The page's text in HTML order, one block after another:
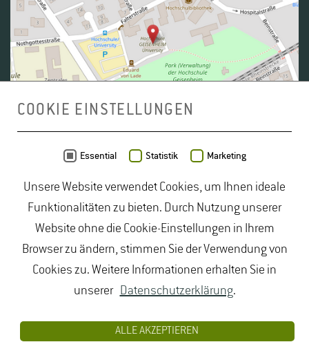
OpenStreetMap - Veröffentlicht unterODbL
duales Studium Gartenbau| Gartenbau Studium|
Lebensmittelrecht Studium|Lebensmittelsicherheit
Studium| Naturschutz Studium|Oenologie
Studium| Studiengang Logistik|Studiengänge
Lebensmittel |Studiengänge Natur| Studiengänge
Studium Landschaftsarchitektur
COOKIE EINSTELLUNGEN
Essential Statistik Marketing
Unsere Website verwendet Cookies, um Ihnen ideale
Funktionalitäten zu bieten. Durch Nutzung unserer
Website ohne die Cookie-Einstellungen in Ihrem
Browser zu ändern, stimmen Sie der Verwendung von
Cookies zu. Weitere Informationen erhalten Sie in
unserer Datenschutzerklärung.
ALLE AKZEPTIEREN